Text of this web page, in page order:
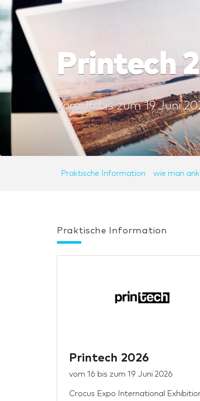
Printech
vom16 bis zum19 Juni
Praktische Information wie man
Praktische Information
Printech 2026
vom 16 bis zum 19 Juni 2026
Crocus Expo International